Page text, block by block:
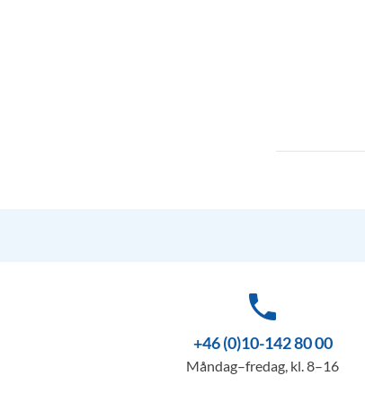
phone
+46 (0)10-142 80 00
Måndag–fredag, kl. 8–16